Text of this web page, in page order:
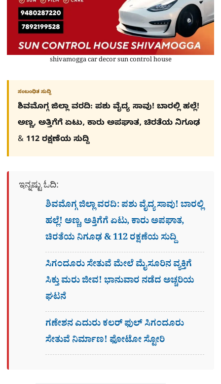
shivamogga car decor sun control house
ಸಂಬಂಧಿತ ಸುದ್ದಿ
ಶಿವಮೊಗ್ಗ ಜಿಲ್ಲಾ ವರದಿ: ಪಶು ವೈದ್ಯ ಸಾವು! ಬಾರಲ್ಲಿ ಹಲ್ಲೆ!
ಅಣ್ಣ, ಅತ್ತಿಗೆಗೆ ಏಟು, ಕಾರು ಅಪಘಾತ, ಚಿರತೆಯ ನಿಗೂಢ
& 112 ರಕ್ಷಣೆಯ ಸುದ್ದಿ
ಇನ್ನಷ್ಟು ಓದಿ:
ಶಿವಮೊಗ್ಗ ಜಿಲ್ಲಾ ವರದಿ: ಪಶು ವೈದ್ಯ ಸಾವು! ಬಾರಲ್ಲಿ
ಹಲ್ಲೆ! ಅಣ್ಣ, ಅತ್ತಿಗೆಗೆ ಏಟು, ಕಾರು ಅಪಘಾತ,
ಚಿರತೆಯ ನಿಗೂಢ & 112 ರಕ್ಷಣೆಯ ಸುದ್ದಿ
ಸಿಗಂದೂರು ಸೇತುವೆ ಮೇಲೆ ಮೈಸೂರಿನ ವ್ಯಕ್ತಿಗೆ
ಸಿಕ್ತು ಮರು ಜೀವ! ಭಾನುವಾರ ನಡೆದ ಅಚ್ಚರಿಯ
ಘಟನೆ
ಗಣೇಶನ ಎದುರು ಕಲರ್​ ಫುಲ್​ ಸಿಗಂದೂರು
ಸೇತುವೆ ನಿರ್ಮಾಣ! ಫೋಟೋ ಸ್ಟೋರಿ